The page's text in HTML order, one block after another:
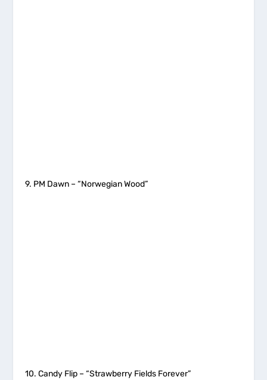
9. PM Dawn – “Norwegian Wood”
10. Candy Flip – “Strawberry Fields Forever”